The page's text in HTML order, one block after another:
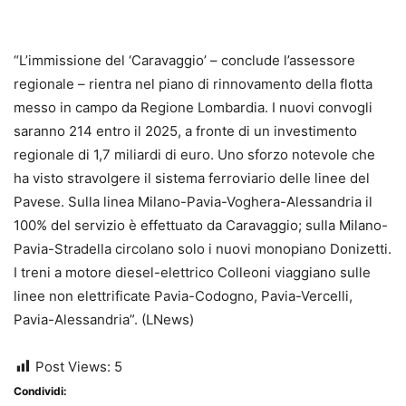
“L’immissione del ‘Caravaggio’ – conclude l’assessore
regionale – rientra nel piano di rinnovamento della flotta
messo in campo da Regione Lombardia. I nuovi convogli
saranno 214 entro il 2025, a fronte di un investimento
regionale di 1,7 miliardi di euro. Uno sforzo notevole che
ha visto stravolgere il sistema ferroviario delle linee del
Pavese. Sulla linea Milano-Pavia-Voghera-Alessandria il
100% del servizio è effettuato da Caravaggio; sulla Milano-
Pavia-Stradella circolano solo i nuovi monopiano Donizetti.
I treni a motore diesel-elettrico Colleoni viaggiano sulle
linee non elettrificate Pavia-Codogno, Pavia-Vercelli,
Pavia-Alessandria”. (LNews)
Post Views: 5
Condividi: